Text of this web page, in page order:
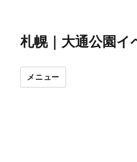
札幌｜大通公園イ
メニュー